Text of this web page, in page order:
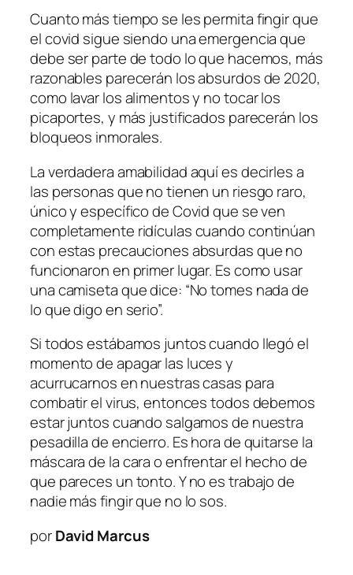
Cuanto más tiempo se les permita fingir que
el covid sigue siendo una emergencia que
debe ser parte de todo lo que hacemos, más
razonables parecerán los absurdos de 2020,
como lavar los alimentos y no tocar los
picaportes, y más justificados parecerán los
bloqueos inmorales.
La verdadera amabilidad aquí es decirles a
las personas que no tienen un riesgo raro,
único y específico de Covid que se ven
completamente ridículas cuando continúan
con estas precauciones absurdas que no
funcionaron en primer lugar. Es como usar
una camiseta que dice: “No tomes nada de
lo que digo en serio”.
Si todos estábamos juntos cuando llegó el
momento de apagar las luces y
acurrucarnos en nuestras casas para
combatir el virus, entonces todos debemos
estar juntos cuando salgamos de nuestra
pesadilla de encierro. Es hora de quitarse la
máscara de la cara o enfrentar el hecho de
que pareces un tonto. Y no es trabajo de
nadie más fingir que no lo sos.
porDavid Marcus